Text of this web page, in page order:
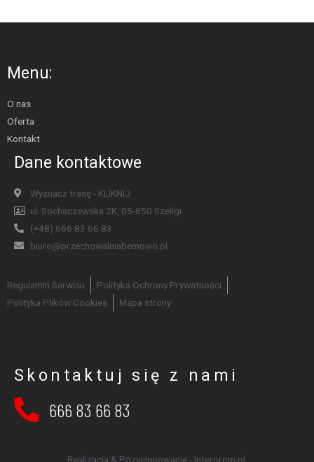
Menu:
O nas
Oferta
Kontakt
Dane kontaktowe
Wyznacz trasę - KLIKNIJ
ul. Sochaczewska 2K, 05-850 Szeligi
(+48) 666 83 66 83
biuro@przechowalniabemowo.pl
Regulamin Serwisu
Polityka Ochrony Prywatności
Polityka Plików Cookies
Mapa strony
Skontaktuj się z nami
666 83 66 83
Realizacja & Pozycjonowanie - Interprom.pl.